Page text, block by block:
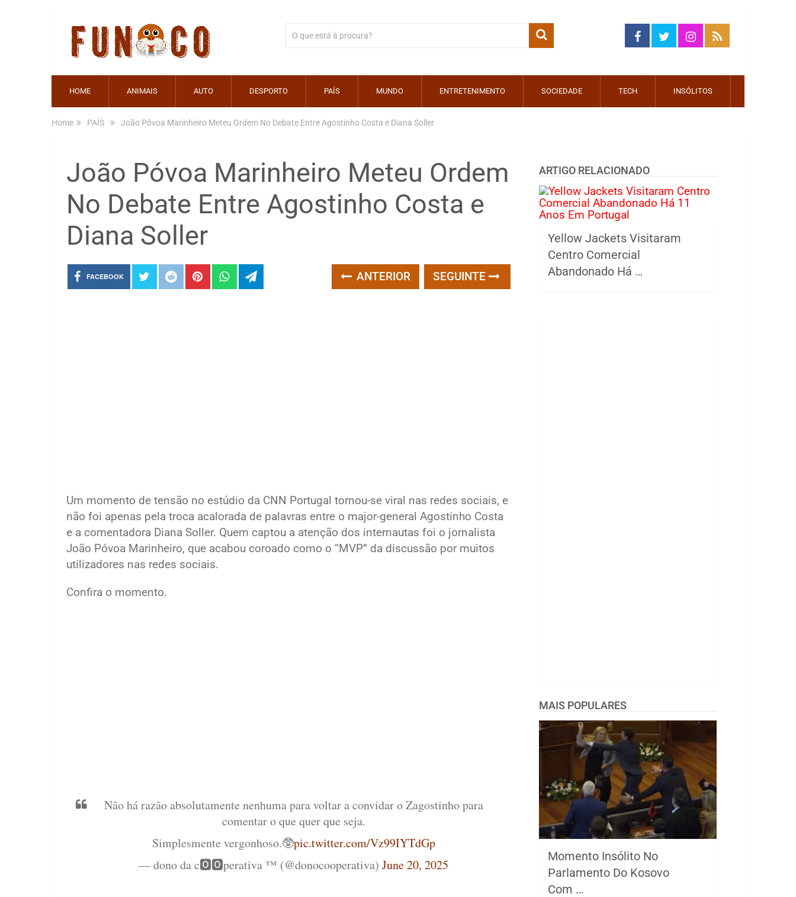
HOME ANIMAIS AUTO DESPORTO PAÍS MUNDO ENTRETENIMENTO SOCIEDADE TECH INSÓLITOS
Home PAÍS João Póvoa Marinheiro Meteu Ordem No Debate Entre Agostinho Costa e Diana Soller
João Póvoa Marinheiro Meteu Ordem
No Debate Entre Agostinho Costa e
Diana Soller
FACEBOOK ANTERIOR SEGUINTE
Um momento de tensão no estúdio da CNN Portugal tornou-se viral nas redes sociais, e
não foi apenas pela troca acalorada de palavras entre o major-general Agostinho Costa
e a comentadora Diana Soller. Quem captou a atenção dos internautas foi o jornalista
João Póvoa Marinheiro, que acabou coroado como o “MVP” da discussão por muitos
utilizadores nas redes sociais.
Confira o momento.
Não há razão absolutamente nenhuma para voltar a convidar o Zagostinho para
comentar o que quer que seja.
Simplesmente vergonhoso.🥸pic.twitter.com/Vz99IYTdGp
— dono da c🅾️🅾️perativa ™ (@donocooperativa)June 20, 2025
ARTIGO RELACIONADO
Yellow Jackets Visitaram
Centro Comercial
Abandonado Há …
MAIS POPULARES
Momento Insólito No
Parlamento Do Kosovo
Com …